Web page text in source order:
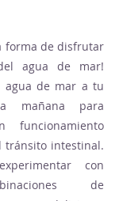
forma de disfrutar
agua de mar!
agua de mar a tu
mañana para
tránsito intestinal.
con
de